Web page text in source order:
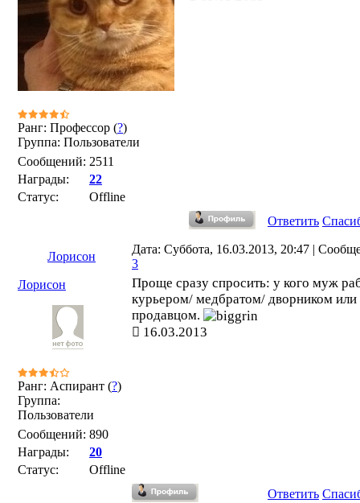
Ранг: Профессор (?)
Группа: Пользователи
Сообщений: 2511
Награды:
22
Статус:
Offline
Ответить
Лорисон
Дата: Суббота, 16.03.2013, 20:47 |
3
Лорисон
Ранг: Аспирант (?)
Группа:
Пользователи
Сообщений: 890
Награды:
20
Статус:
Offline
Проще сразу спросить: у кого муж
курьером/ медбратом/ дворником или
продавцом.
16.03.2013
Ответить